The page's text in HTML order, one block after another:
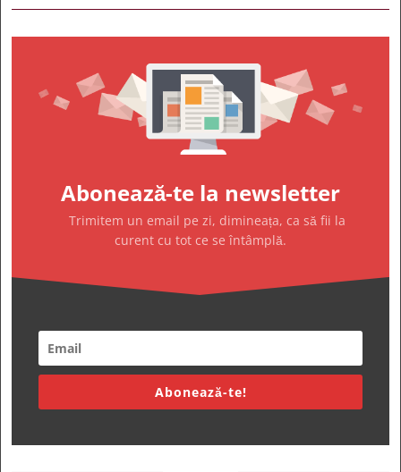
Abonează-te la newsletter
Trimitem un email pe zi, dimineața, ca să fii la
curent cu tot ce se întâmplă.
Abonează-te!